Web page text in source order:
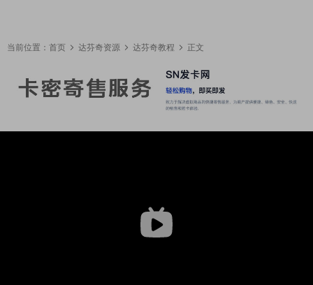
当前位置： 首页 达芬奇资源 达芬奇教程 正文